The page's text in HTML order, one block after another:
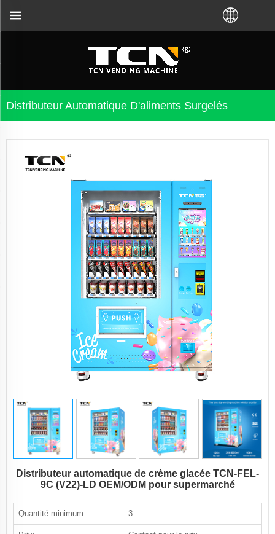
Distributeur Automatique D'aliments Surgelés
Distributeur automatique de crème glacée TCN-FEL-
9C (V22)-LD OEM/ODM pour supermarché
Quantité minimum: 3
que vous ayez acheté VM auprès de l'usine